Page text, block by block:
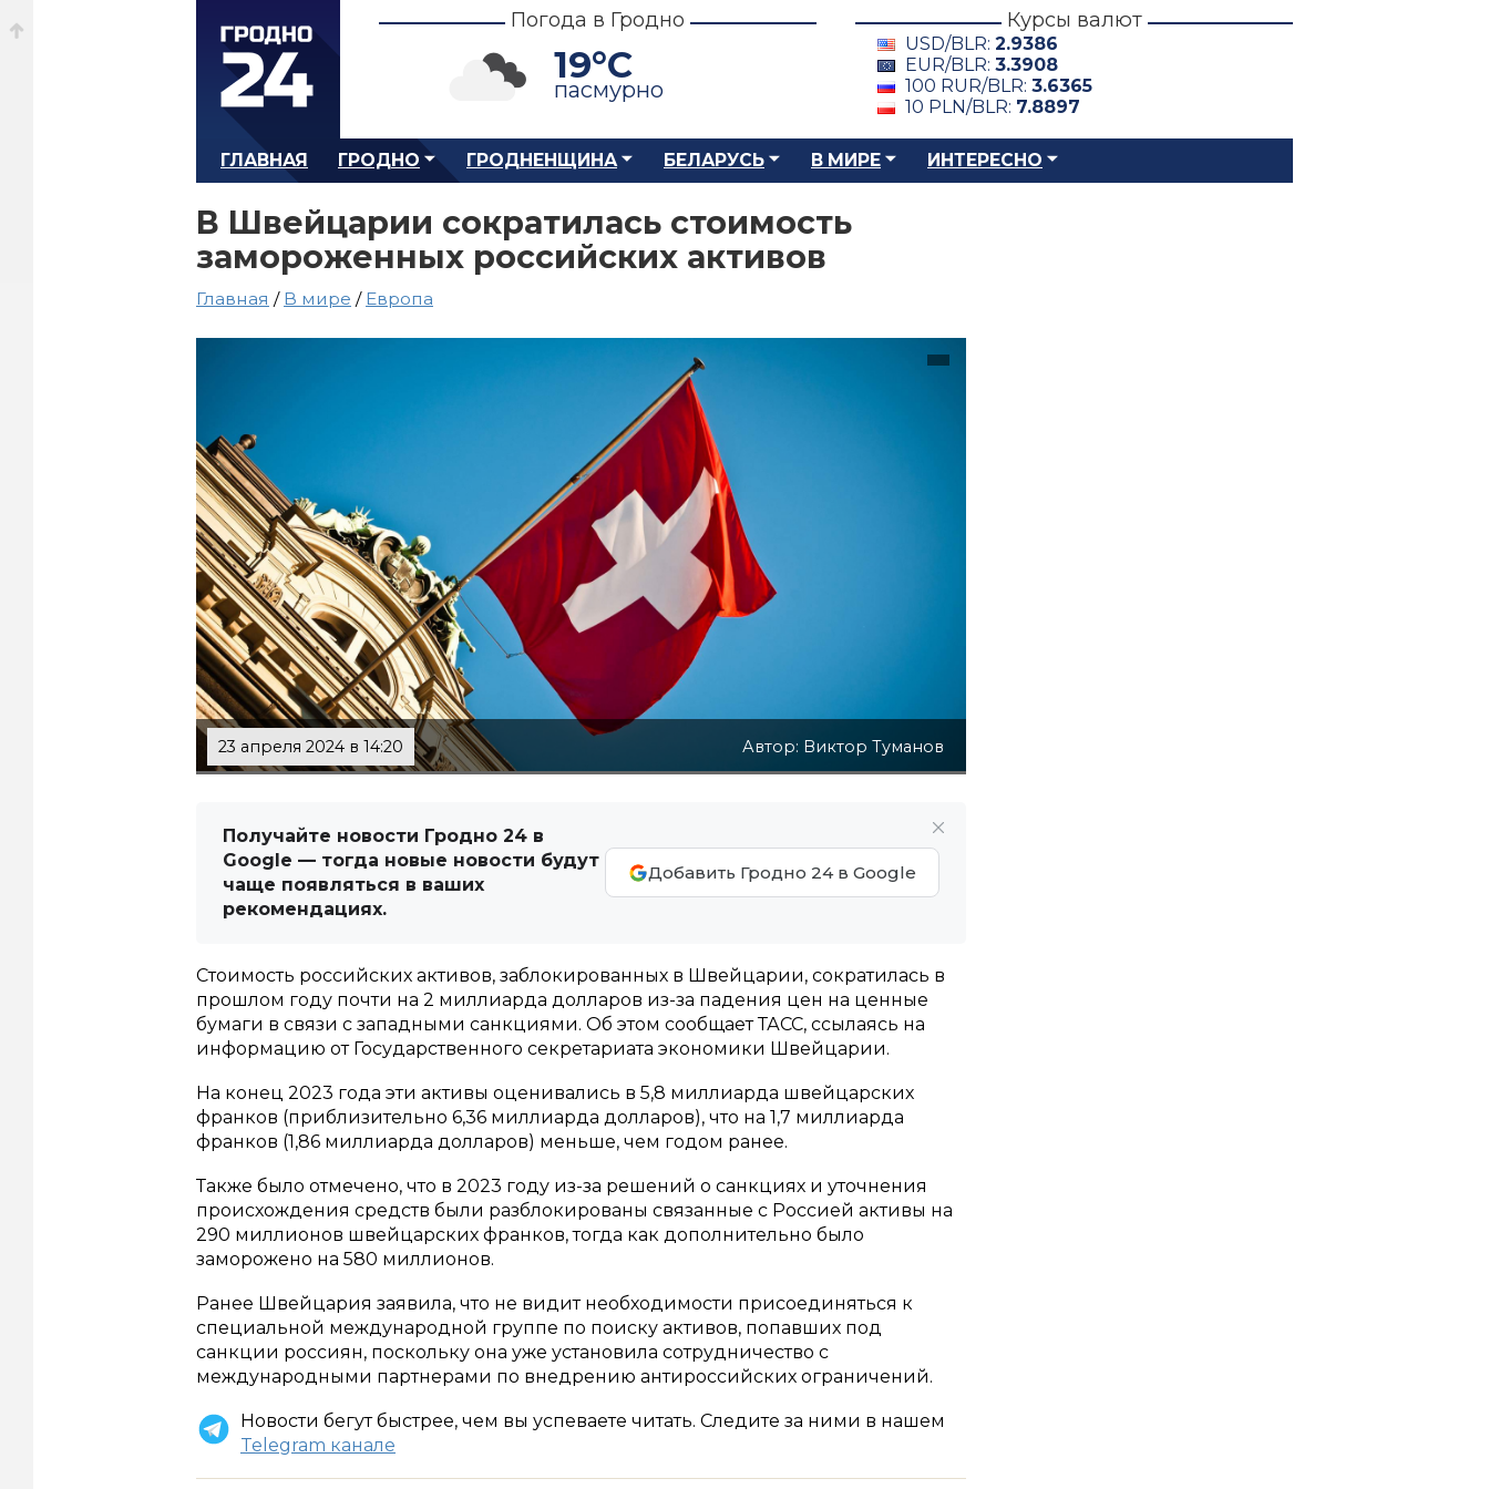
Погода в Гродно
19°C
пасмурно
Курсы валют
USD/BLR: 2.9386
EUR/BLR: 3.3908
100 RUR/BLR: 3.6365
10 PLN/BLR: 7.8897
ГЛАВНАЯ ГРОДНО ГРОДНЕНЩИНА БЕЛАРУСЬ В МИРЕ ИНТЕРЕСНО
В Швейцарии сократилась стоимость
замороженных российских активов
Главная / В мире / Европа
23 апреля 2024 в 14:20 Автор: Виктор Туманов
Получайте новости Гродно 24 в
Google — тогда новые новости будут
чаще появляться в ваших
рекомендациях.
Добавить Гродно 24 в Google
Стоимость российских активов, заблокированных в Швейцарии, сократилась в
прошлом году почти на 2 миллиарда долларов из-за падения цен на ценные
бумаги в связи с западными санкциями. Об этом сообщает ТАСС, ссылаясь на
информацию от Государственного секретариата экономики Швейцарии.
На конец 2023 года эти активы оценивались в 5,8 миллиарда швейцарских
франков (приблизительно 6,36 миллиарда долларов), что на 1,7 миллиарда
франков (1,86 миллиарда долларов) меньше, чем годом ранее.
Также было отмечено, что в 2023 году из-за решений о санкциях и уточнения
происхождения средств были разблокированы связанные с Россией активы на
290 миллионов швейцарских франков, тогда как дополнительно было
заморожено на 580 миллионов.
Ранее Швейцария заявила, что не видит необходимости присоединяться к
специальной международной группе по поиску активов, попавших под
санкции россиян, поскольку она уже установила сотрудничество с
международными партнерами по внедрению антироссийских ограничений.
Новости бегут быстрее, чем вы успеваете читать. Следите за ними в нашем
Telegram канале